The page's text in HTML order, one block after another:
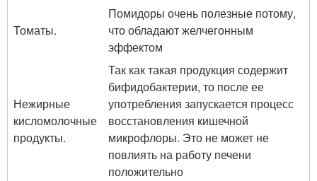
Томаты.
Помидоры очень полезные потому,
что обладают желчегонным
эффектом
Нежирные
кисломолочные
продукты.
Так как такая продукция содержит
бифидобактерии, то после ее
употребления запускается процесс
восстановления кишечной
микрофлоры. Это не может не
повлиять на работу печени
положительно